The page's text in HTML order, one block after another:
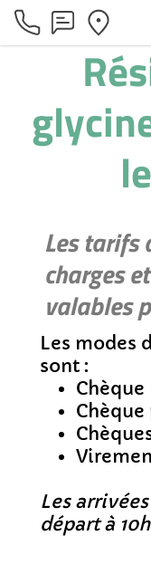
Les tarifs
charges
valables
Les modes
sont :
Les
départ à